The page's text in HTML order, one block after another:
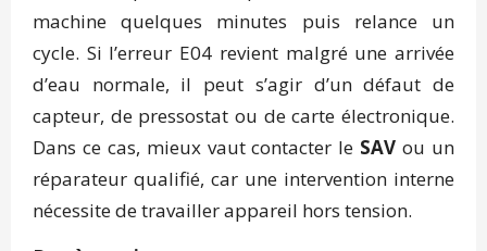
machine quelques minutes puis relance un
cycle. Si l’erreur E04 revient malgré une arrivée
d’eau normale, il peut s’agir d’un défaut de
capteur, de pressostat ou de carte électronique.
Dans ce cas, mieux vaut contacter le SAV ou un
réparateur qualifié, car une intervention interne
nécessite de travailler appareil hors tension.